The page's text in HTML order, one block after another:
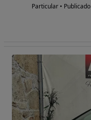
Particular • Publicado